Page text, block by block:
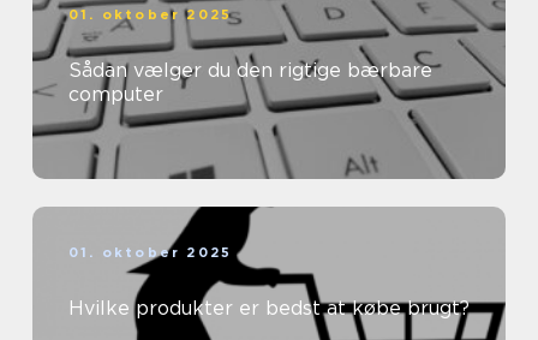
01. oktober 2025
Sådan vælger du den rigtige bærbare
computer
01. oktober 2025
Hvilke produkter er bedst at købe brugt?